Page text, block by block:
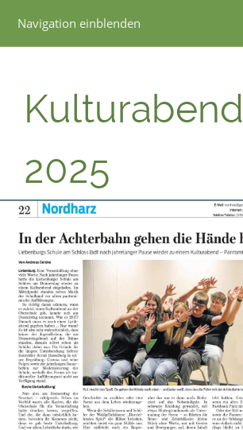
Navigation einblenden
Kulturabend
2025